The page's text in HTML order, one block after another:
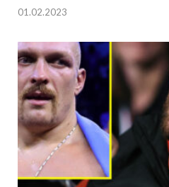
01.02.2023